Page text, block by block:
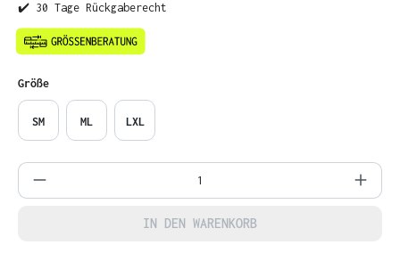
✔️ 30 Tage Rückgaberecht
Größeauswählen
SM ML LXL
Produkt Anzahl: Gib den gewünschten
IN DEN WARENKORB